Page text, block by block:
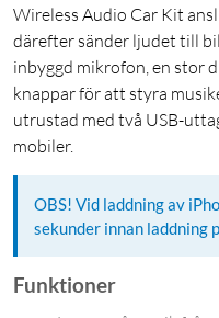
Wireless Audio Car Kit
därefter sänder ljudet till
inbyggd mikrofon, en stor
knappar för att styra
utrustad med två USB-
mobiler.
OBS! Vid laddning av
sekunder innan laddning
Funktioner